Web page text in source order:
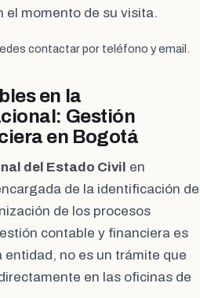
el momento de su visita.
contactar por teléfono y email.
en la
Gestión
en Bogotá
del Estado Civil en
de la identificación de
de los procesos
contable y financiera es
no es un trámite que
en las oficinas de